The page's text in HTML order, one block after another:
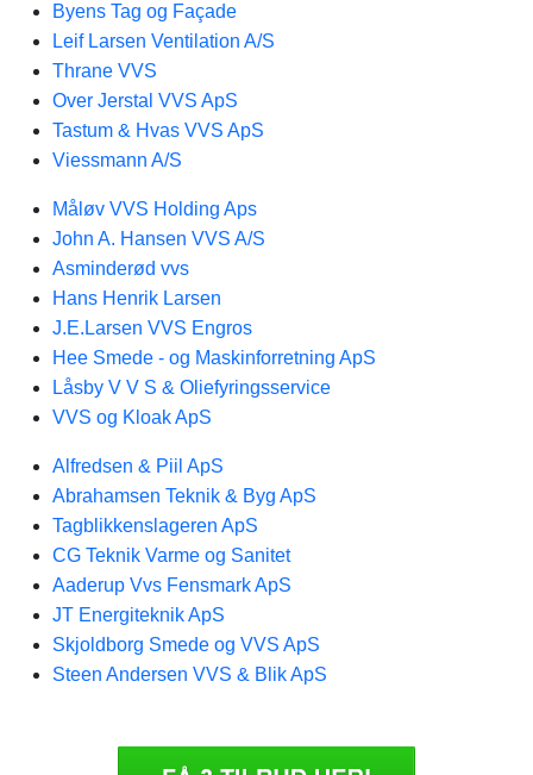
Byens Tag og Façade
Leif Larsen Ventilation A/S
Thrane VVS
Over Jerstal VVS ApS
Tastum & Hvas VVS ApS
Viessmann A/S
Måløv VVS Holding Aps
John A. Hansen VVS A/S
Asminderød vvs
Hans Henrik Larsen
J.E.Larsen VVS Engros
Hee Smede - og Maskinforretning ApS
Låsby V V S & Oliefyringsservice
VVS og Kloak ApS
Alfredsen & Piil ApS
Abrahamsen Teknik & Byg ApS
Tagblikkenslageren ApS
CG Teknik Varme og Sanitet
Aaderup Vvs Fensmark ApS
JT Energiteknik ApS
Skjoldborg Smede og VVS ApS
Steen Andersen VVS & Blik ApS